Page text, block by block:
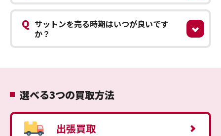
Q サットンを売る時期はいつが良いです
か？
選べる3つの買取方法
出張買取